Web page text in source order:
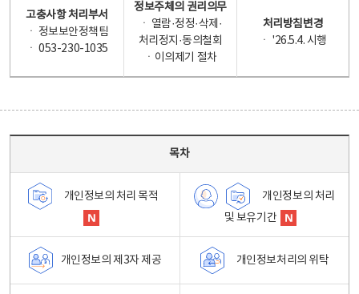
고충사항 처리부서
ㆍ 정보보안정책팀
ㆍ 053-230-1035
정보주체의 권리의무
ㆍ 열람·정정·삭제·
처리정지·동의철회
ㆍ이의제기 절차
처리방침변경
ㆍ '26.5.4. 시행
목차
개인정보의 처리 목적
개인정보의 처리
및 보유기간
개인정보의 제3자 제공 개인정보처리의 위탁